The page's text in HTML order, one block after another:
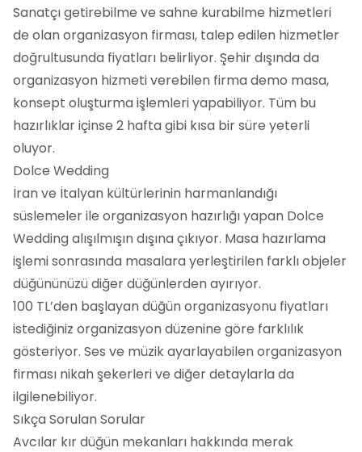
Sanatçı getirebilme ve sahne kurabilme hizmetleri
de olan organizasyon firması, talep edilen hizmetler
doğrultusunda fiyatları belirliyor. Şehir dışında da
organizasyon hizmeti verebilen firma demo masa,
konsept oluşturma işlemleri yapabiliyor. Tüm bu
hazırlıklar içinse 2 hafta gibi kısa bir süre yeterli
oluyor.
Dolce Wedding
İran ve İtalyan kültürlerinin harmanlandığı
süslemeler ile organizasyon hazırlığı yapan Dolce
Wedding alışılmışın dışına çıkıyor. Masa hazırlama
işlemi sonrasında masalara yerleştirilen farklı objeler
düğününüzü diğer düğünlerden ayırıyor.
100 TL’den başlayan düğün organizasyonu fiyatları
istediğiniz organizasyon düzenine göre farklılık
gösteriyor. Ses ve müzik ayarlayabilen organizasyon
firması nikah şekerleri ve diğer detaylarla da
ilgilenebiliyor.
Sıkça Sorulan Sorular
Avcılar kır düğün mekanları hakkında merak